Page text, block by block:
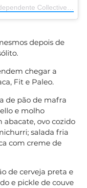
Uma publicação partilhada por The Independente Collective (@theindependentecollective)
depois de
chegar a
Fit e Paleo.
de pão de mafra
e molho
abacate, ovo cozido
salada fria
com creme de
de cerveja preta e
e pickle de couve